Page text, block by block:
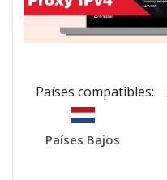
Países compatibles:
Países Bajos